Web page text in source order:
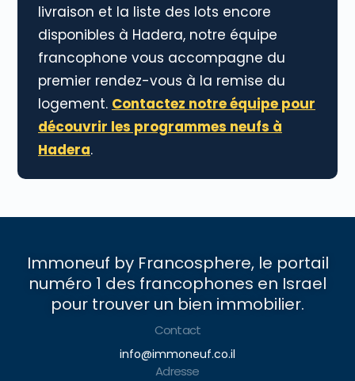
livraison et la liste des lots encore
disponibles à Hadera, notre équipe
francophone vous accompagne du
premier rendez-vous à la remise du
logement. Contactez notre équipe pour
découvrir les programmes neufs à
Hadera.
Immoneuf by Francosphere, le portail
numéro 1 des francophones en Israel
pour trouver un bien immobilier.
Contact
info@immoneuf.co.il
Adresse